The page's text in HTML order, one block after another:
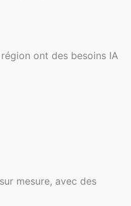
ont des besoins IA
mesure, avec des